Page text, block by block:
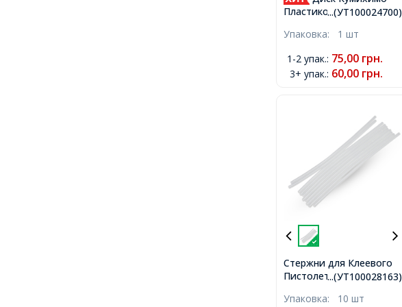
...(УТ100024700)
Пластиковый для
Браслетов, Макраме,
10.2х1см,
Упаковка: 1 шт
1-2 упак.: 75,00 грн.
3+ упак.: 60,00 грн.
...(УТ100028163)
Стержни для Клеевого
Пистолета, Цвет:
300х7мм,
Упаковка: 10 шт